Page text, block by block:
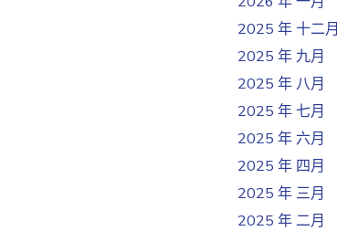
2025 年 十二月
2025 年 九月
2025 年 八月
2025 年 七月
2025 年 六月
2025 年 四月
2025 年 三月
2025 年 二月